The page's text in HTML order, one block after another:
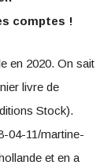
comptes !
en 2020. On sait
livre de
Stock).
04-11/martine-
et en a